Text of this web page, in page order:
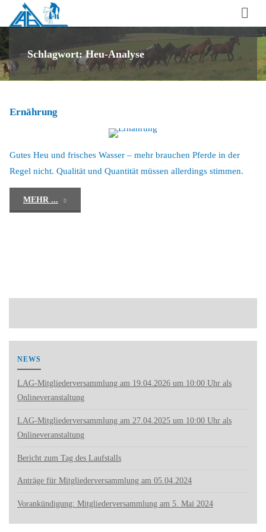
Arbeits-
Gemeinschaft
für
artgerechte
Schlagwort:Heu-Analyse
Ernährung
Gutes Heu und frisches Wasser – mehr brauchen Pferde in der
Regel nicht. Qualität und Quantität müssen allerdings stimmen.
MEHR ...
NEWS
LAG-Mitgliederversammlung am 19.04.2026 um 10:00 Uhr als
Onlineveranstaltung
LAG-Mitgliederversammlung am 27.04.2025 um 10:00 Uhr als
Onlineveranstaltung
Bericht zum Tag des Laufstalls
Anträge für Mitgliederversammlung am 05.04.2024
Vorankündigung: Mitgliederversammlung am 5. Mai 2024